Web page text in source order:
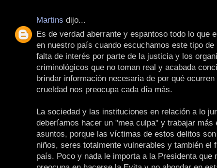
Martins dijo...
Es de verdad aberrante y espantoso todo lo que
en nuestro país cuando escuchamos este tipo
falta de interés por parte de la justicia y los
criminológicos que no toman real y acabada
brindar información necesaria de por qué
crueldad nos preocupa cada día más.
La sociedad y las instituciones en relación a lo
deberíamos hacer un "mea culpa" y trabajar más
asuntos, porque las víctimas de estos delitos
niños, seres totalmente vulnerables y también el
país. Poco y nada le importa a la Presidenta que